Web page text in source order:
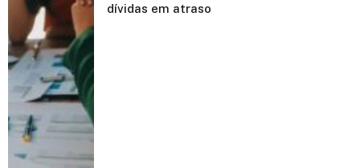
dívidas em atraso